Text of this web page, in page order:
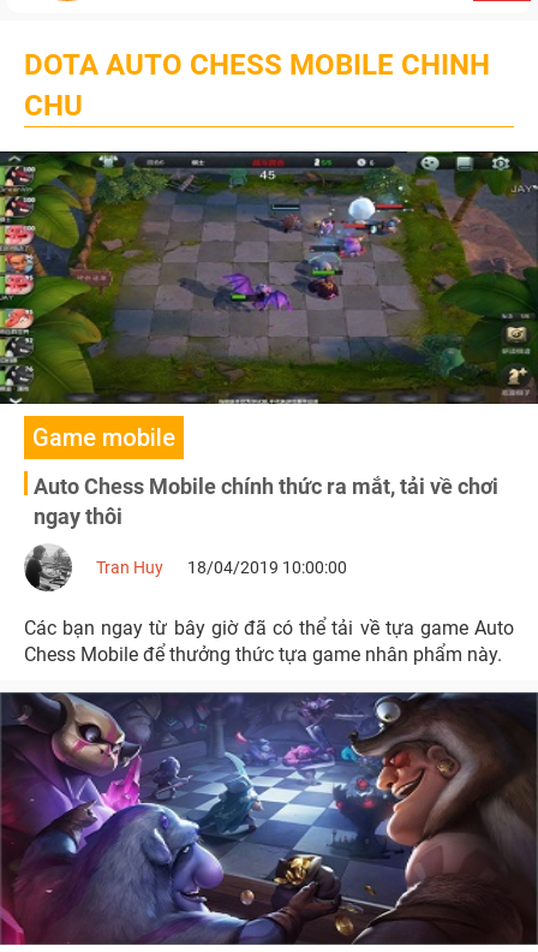
DOTA AUTO CHESS MOBILE CHINH
CHU
Game mobile
Auto Chess Mobile chính thức ra mắt, tải về chơi
ngay thôi
Tran Huy 18/04/2019 10:00:00
Các bạn ngay từ bây giờ đã có thể tải về tựa game Auto
Chess Mobile để thưởng thức tựa game nhân phẩm này.